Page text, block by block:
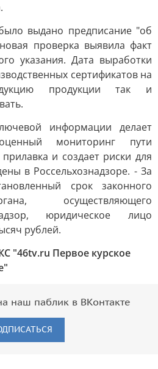
выдано предписание "об
проверка выявила факт
указания. Дата выработки
сертификатов на
продукции так и
информации делает
мониторинг пути
и создает риски для
в Россельхознадзоре. - За
срок законного
осуществляющего
юридическое лицо
рублей.
"46tv.ru Первое курское
наш паблик в ВКонтакте